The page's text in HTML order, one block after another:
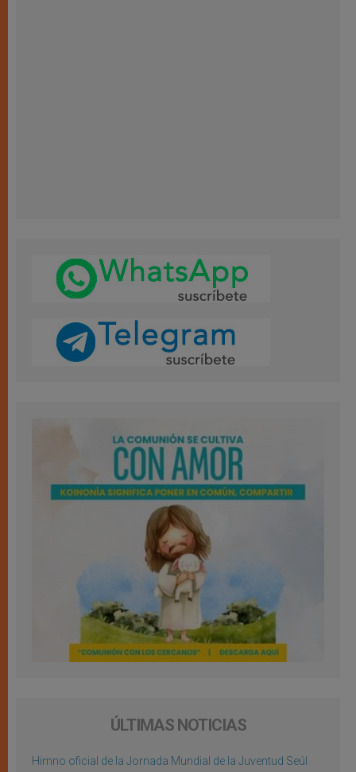
ÚLTIMAS NOTICIAS
Himno oficial de la Jornada Mundial de la Juventud Seúl